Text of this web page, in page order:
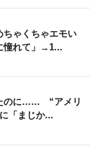
ちゃくちゃエモい
憧れて」→1...
のに…… “アメリ
「まじか...